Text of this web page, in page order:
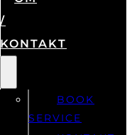
KONTAKT
SERVICE
KONTAKT